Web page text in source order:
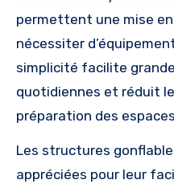
permettent une mise
nécessiter
simplicité facilite
quotidiennes et réduit
préparation des
Les structures
appréciées pour leur